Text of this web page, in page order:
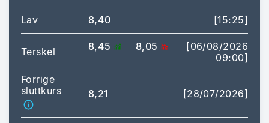
Lav 8,40 [15:25]
Terskel 8,45 8,05
[06/08/2026
09:00]
Forrige
sluttkurs
8,21 [28/07/2026]